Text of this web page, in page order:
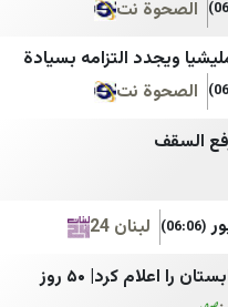
خبرگزاری حوزه
خبرگزاری دفاع مقدس
خبرگزاری رسا
خبرگزاری موج
بسيادة
هواشناسی زمان پایان گرمای تابستان را اعلام کرد| ۵۰ روز